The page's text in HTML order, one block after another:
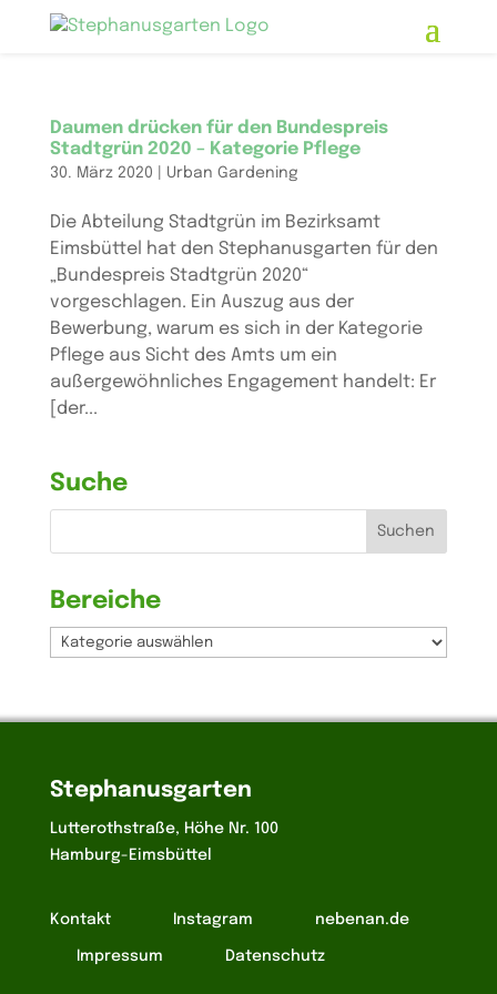
Daumen drücken für den Bundespreis
Stadtgrün 2020 – Kategorie Pflege
30. März 2020 Urban Gardening
Die Abteilung Stadtgrün im Bezirksamt
Eimsbüttel hat den Stephanusgarten für den
„Bundespreis Stadtgrün 2020“
vorgeschlagen. Ein Auszug aus der
Bewerbung, warum es sich in der Kategorie
Pflege aus Sicht des Amts um ein
außergewöhnliches Engagement handelt: Er
[der...
Suche
Bereiche
Bereiche
Stephanusgarten
Lutterothstraße, Höhe Nr. 100
Hamburg-Eimsbüttel
Kontakt Instagram nebenan.de
Impressum Datenschutz